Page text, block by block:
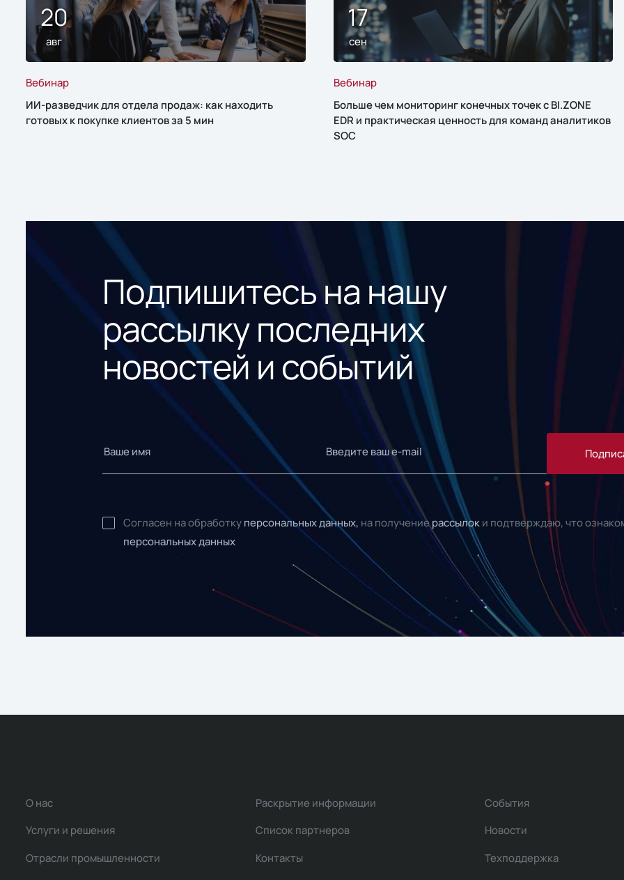
20
авг
Вебинар
ИИ-разведчик для отдела продаж: как находить
готовых к покупке клиентов за 5 мин
17
сен
Вебинар
Больше чем мониторинг конечных точек с BI.ZONE
EDR и практическая ценность для команд аналитиков
SOC
Подпишитесь на нашу
рассылку последних
новостей и событий
Согласен на обработку персональных данных, на получениерассылок и подтверждаю, что
персональных данных
О нас
Услуги и решения
Отрасли промышленности
Раскрытие информации
Список партнеров
Контакты
События
Новости
Техподдержка